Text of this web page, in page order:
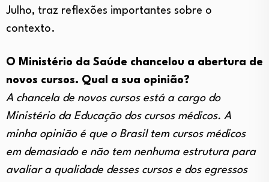
Julho, traz reflexões importantes sobre o
contexto.
O Ministério da Saúde chancelou a abertura de
novos cursos. Qual a sua opinião?
A chancela de novos cursos está a cargo do
Ministério da Educação dos cursos médicos. A
minha opinião é que o Brasil tem cursos médicos
em demasiado e não tem nenhuma estrutura para
avaliar a qualidade desses cursos e dos egressos